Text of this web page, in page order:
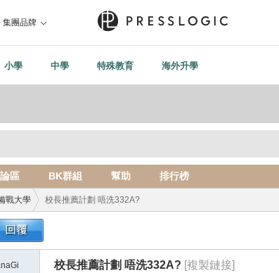
集團品牌
小學 中學 特殊教育 海外升學
區 BK群組 幫助 排行榜
戰大學 校長推薦計劃 唔洗332A?
校長推薦計劃 唔洗332A? [複製鏈接]